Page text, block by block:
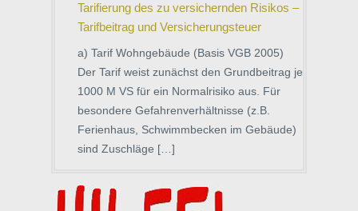
Tarifierung des zu versichernden Risikos –
Tarifbeitrag und Versicherungsteuer
a) Tarif Wohngebäude (Basis VGB 2005)
Der Tarif weist zunächst den Grundbeitrag je
1000 M VS für ein Normalrisiko aus. Für
besondere Gefahrenverhältnisse (z.B.
Ferienhaus, Schwimmbecken im Gebäude)
sind Zuschläge […]